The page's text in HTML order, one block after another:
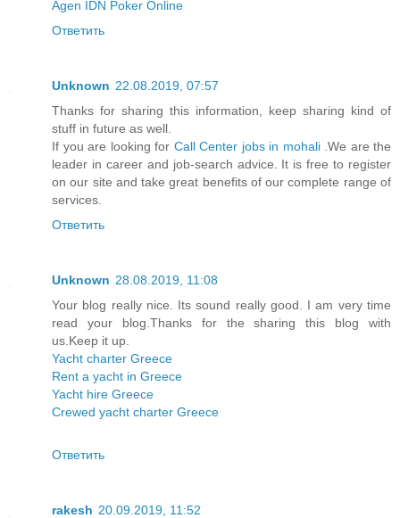
Agen IDN Poker Online
Ответить
Unknown 22.08.2019, 07:57
Thanks for sharing this information, keep sharing kind of
stuff in future as well.
If you are looking for Call Center jobs in mohali .We are the
leader in career and job-search advice. It is free to register
on our site and take great benefits of our complete range of
services.
Ответить
Unknown 28.08.2019, 11:08
Your blog really nice. Its sound really good. I am very time
read your blog.Thanks for the sharing this blog with
us.Keep it up.
Yacht charter Greece
Rent a yacht in Greece
Yacht hire Greece
Crewed yacht charter Greece
Ответить
rakesh 20.09.2019, 11:52